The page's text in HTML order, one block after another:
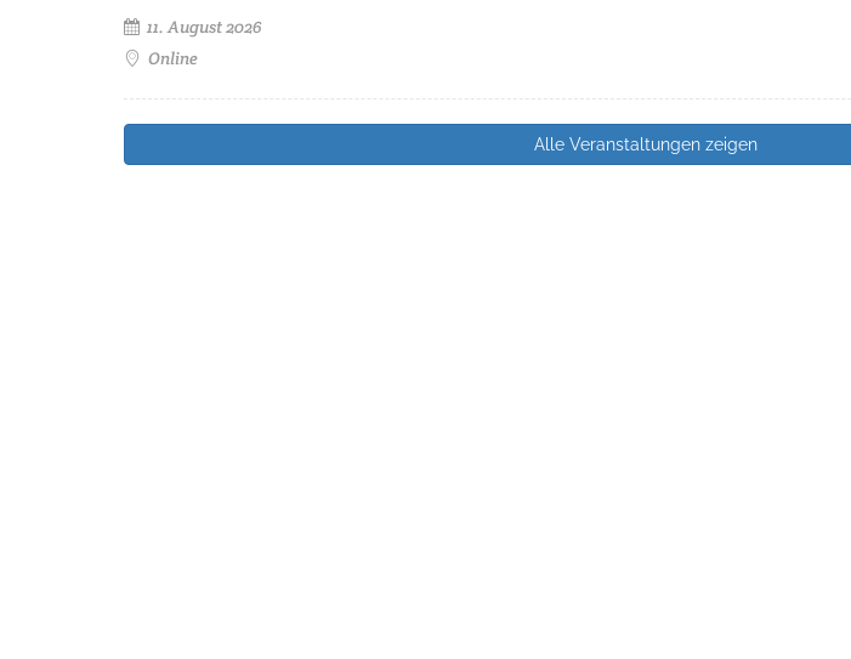
11. August 2026
Online
Alle Veranstaltungen zeigen